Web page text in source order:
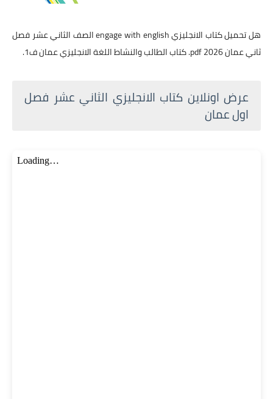
هل تحميل كتاب الانجليزي engage with english الصف الثاني عشر فصل
ثاني عمان 2026 pdf. كتاب الطالب والنشاط اللغة الانجليزي عمان ف1.
عرض اونلاين كتاب الانجليزي الثاني عشر فصل
اول عمان